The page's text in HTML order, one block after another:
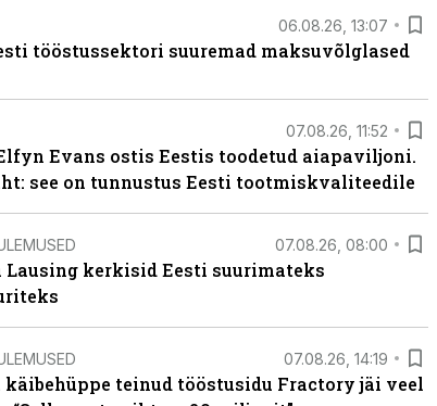
06.08.26, 13:07
tööstussektori suuremad maksuvõlglased
07.08.26, 11:52
Evans ostis Eestis toodetud aiapaviljoni.
see on tunnustus Eesti tootmiskvaliteedile
07.08.26, 08:00
Lausing kerkisid Eesti suurimateks
07.08.26, 14:19
käibehüppe teinud tööstusidu Fractory jäi veel